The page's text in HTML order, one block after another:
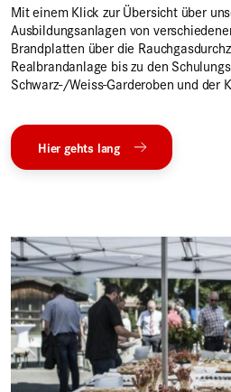
Mit einem Klick zur Übersicht über
Ausbildungsanlagen von
Brandplatten über die
Realbrandanlage bis zu den
Schwarz-/Weiss-Garderoben und der
Hier gehts lang